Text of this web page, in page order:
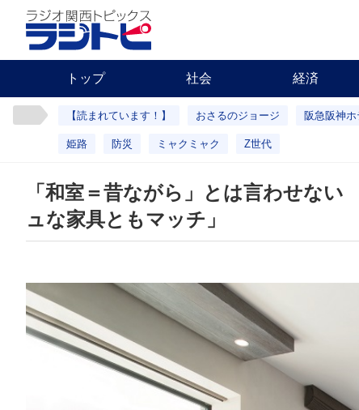
トップ 社会 経済
【読まれています！】 おさるのジョージ 阪急阪神
姫路 防災 ミャクミャク Z世代
「和室＝昔ながら」とは言わせな
ュな家具ともマッチ」